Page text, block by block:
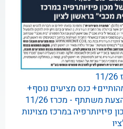
כנס מציעים נוסף+
דחיית מועדים+ טופס הצעת משתתף - מכרז 11/26
במרכז מצוינות